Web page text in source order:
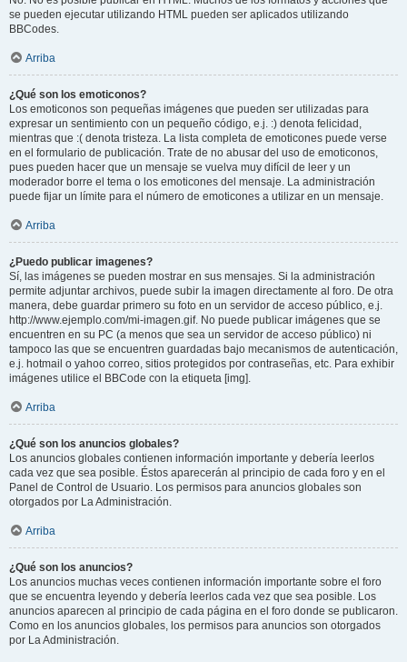
se pueden ejecutar utilizando HTML pueden ser aplicados utilizando
BBCodes.
Arriba
¿Qué son los emoticonos?
Los emoticonos son pequeñas imágenes que pueden ser utilizadas para
expresar un sentimiento con un pequeño código, e.j. :) denota felicidad,
mientras que :( denota tristeza. La lista completa de emoticones puede verse
en el formulario de publicación. Trate de no abusar del uso de emoticonos,
pues pueden hacer que un mensaje se vuelva muy difícil de leer y un
moderador borre el tema o los emoticones del mensaje. La administración
puede fijar un límite para el número de emoticones a utilizar en un mensaje.
Arriba
¿Puedo publicar imagenes?
Sí, las imágenes se pueden mostrar en sus mensajes. Si la administración
permite adjuntar archivos, puede subir la imagen directamente al foro. De otra
manera, debe guardar primero su foto en un servidor de acceso público, e.j.
http://www.ejemplo.com/mi-imagen.gif. No puede publicar imágenes que se
encuentren en su PC (a menos que sea un servidor de acceso público) ni
tampoco las que se encuentren guardadas bajo mecanismos de autenticación,
e.j. hotmail o yahoo correo, sitios protegidos por contraseñas, etc. Para exhibir
imágenes utilice el BBCode con la etiqueta [img].
Arriba
¿Qué son los anuncios globales?
Los anuncios globales contienen información importante y debería leerlos
cada vez que sea posible. Éstos aparecerán al principio de cada foro y en el
Panel de Control de Usuario. Los permisos para anuncios globales son
otorgados por La Administración.
Arriba
¿Qué son los anuncios?
Los anuncios muchas veces contienen información importante sobre el foro
que se encuentra leyendo y debería leerlos cada vez que sea posible. Los
anuncios aparecen al principio de cada página en el foro donde se publicaron.
Como en los anuncios globales, los permisos para anuncios son otorgados
por La Administración.